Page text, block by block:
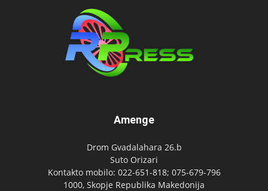
Amenge
Drom Gvadalahara 26.b
Suto Orizari
Kontakto mobilo: 022-651-818; 075-679-796
1000, Skopje Republika Makedonija